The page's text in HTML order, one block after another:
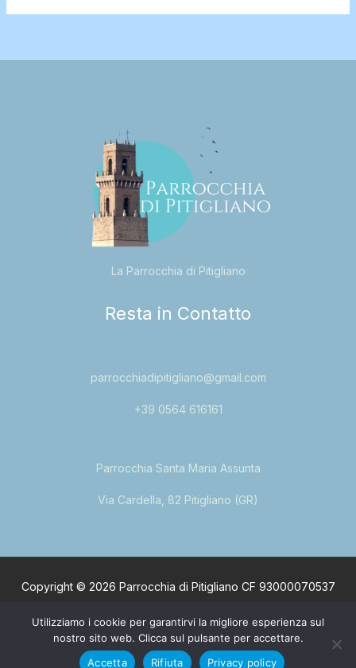
La Parrocchia di Pitigliano
Resta in Contatto
parrocchiadipitigliano@gmail.com
+39 0564 616161
Parrocchia Santa Maria Assunta
Via Cardella, 82 Pitigliano (GR)
Copyright © 2026 Parrocchia di Pitigliano CF 93000070537
Createdy by ProMediaMaxWeb AgencyCamilla GroppiBe
Creative
Utilizziamo i cookie per garantirvi la migliore esperienza sul
nostro sito web. Clicca sul pulsante per accettare.
Accetta
Rifiuta Privacy policy